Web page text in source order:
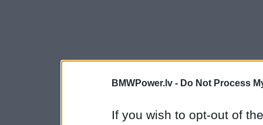
BMWPower.lv - Do Not Process
If you wish to opt-out of